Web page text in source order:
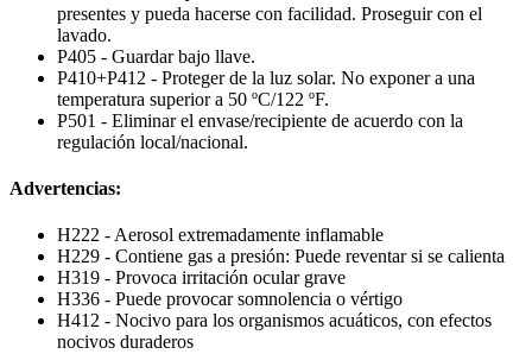
presentes y pueda hacerse con facilidad. Proseguir con el
lavado.
P405 - Guardar bajo llave.
P410+P412 - Proteger de la luz solar. No exponer a una
temperatura superior a 50 ºC/122 ºF.
P501 - Eliminar el envase/recipiente de acuerdo con la
regulación local/nacional.
Advertencias:
H222 - Aerosol extremadamente inflamable
H229 - Contiene gas a presión: Puede reventar si se calienta
H319 - Provoca irritación ocular grave
H336 - Puede provocar somnolencia o vértigo
H412 - Nocivo para los organismos acuáticos, con efectos
nocivos duraderos